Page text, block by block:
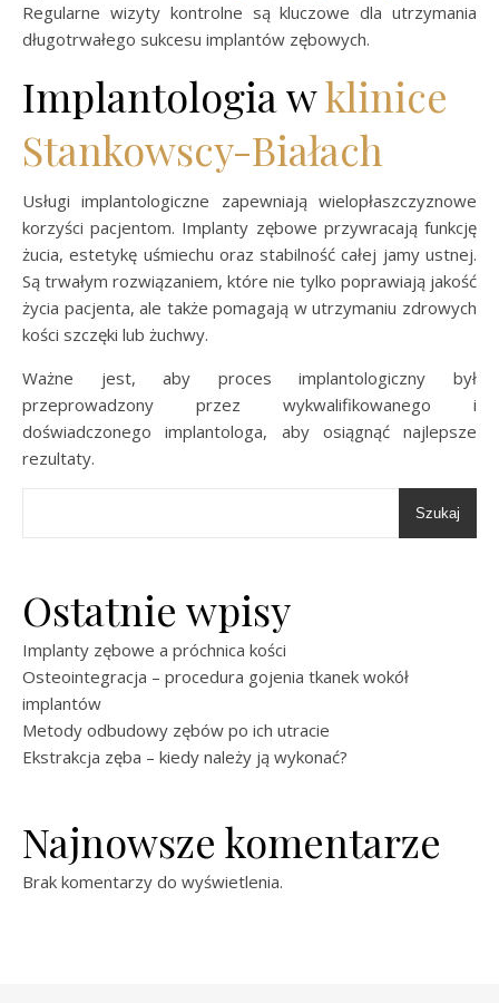
Regularne wizyty kontrolne są kluczowe dla utrzymania
długotrwałego sukcesu implantów zębowych.
Implantologia wklinice
Stankowscy-Białach
Usługi implantologiczne zapewniają wielopłaszczyznowe
korzyści pacjentom. Implanty zębowe przywracają funkcję
żucia, estetykę uśmiechu oraz stabilność całej jamy ustnej.
Są trwałym rozwiązaniem, które nie tylko poprawiają jakość
życia pacjenta, ale także pomagają w utrzymaniu zdrowych
kości szczęki lub żuchwy.
Ważne jest, aby proces implantologiczny był
przeprowadzony przez wykwalifikowanego i
doświadczonego implantologa, aby osiągnąć najlepsze
rezultaty.
Szukaj
Ostatnie wpisy
Implanty zębowe a próchnica kości
Osteointegracja – procedura gojenia tkanek wokół
implantów
Metody odbudowy zębów po ich utracie
Ekstrakcja zęba – kiedy należy ją wykonać?
Najnowsze komentarze
Brak komentarzy do wyświetlenia.